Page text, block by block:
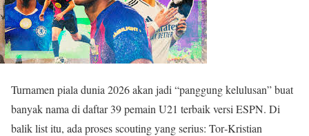
Turnamen piala dunia 2026 akan jadi “panggung kelulusan” buat
banyak nama di daftar 39 pemain U21 terbaik versi ESPN. Di
balik list itu, ada proses scouting yang serius: Tor‑Kristian